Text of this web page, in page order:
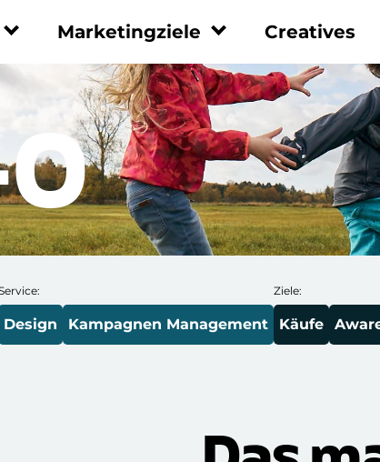
Leistungen
Performance
Marketing
UGC
Whitepaper
Tracking Integration
Marketingziele
Marketingziele
Leadgenerierung
Umsatzsteigerung
Social Recruiting
App Installationen
Markenbekanntheit
Creatives
Design Kampagnen Management
Ziele:
Käufe